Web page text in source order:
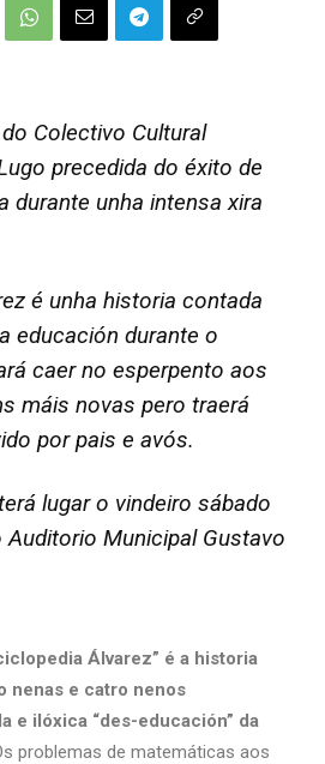
Colectivo Cultural
precedida do éxito de
durante unha intensa xira
é unha historia contada
educación durante o
caer no esperpento aos
máis novas pero traerá
por pais e avós.
lugar o vindeiro sábado
Municipal Gustavo
Álvarez” é a historia
nenas e catro nenos
e ilóxica “des-educación” da
problemas de matemáticas aos